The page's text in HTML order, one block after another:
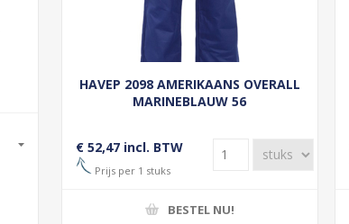
HAVEP 2098 AMERIKAANS OVERALL
MARINEBLAUW 56
€ 52,47 incl. BTW
Prijs per 1 stuks
BESTEL NU!